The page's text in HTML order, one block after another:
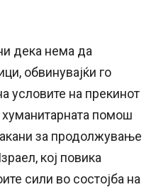
дека нема да
обвинувајќи го
условите на прекинот
помош
за продолжување
кој повика
сили во состојба на